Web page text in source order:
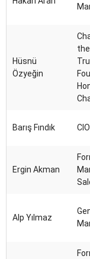
Hüsnü
Özyeğin
Barış Fındık CIO
Ergin Akman
Alp Yılmaz